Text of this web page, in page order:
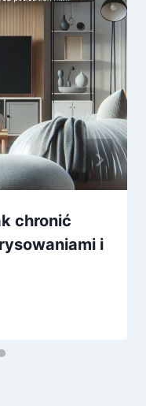
chronić
i